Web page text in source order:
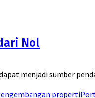
Nol
menjadi sumber
properti